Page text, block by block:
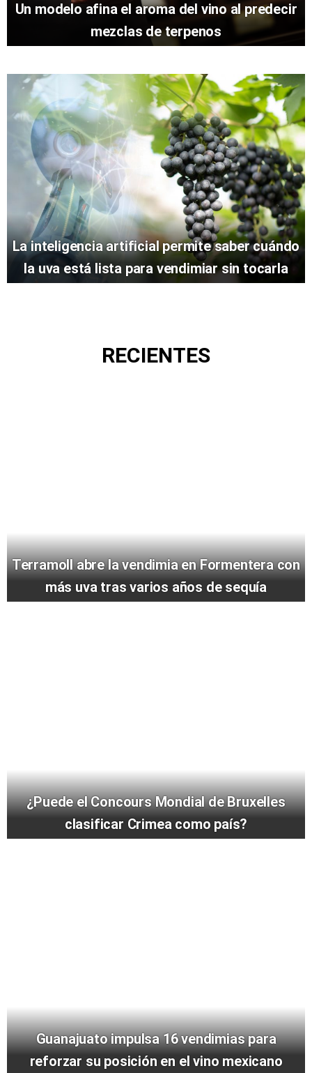
Un modelo afina el aroma del vino al predecir
mezclas de terpenos
La inteligencia artificial permite saber cuándo
la uva está lista para vendimiar sin tocarla
RECIENTES
Terramoll abre la vendimia en Formentera con
más uva tras varios años de sequía
¿Puede el Concours Mondial de Bruxelles
clasificar Crimea como país?
Guanajuato impulsa 16 vendimias para
reforzar su posición en el vino mexicano